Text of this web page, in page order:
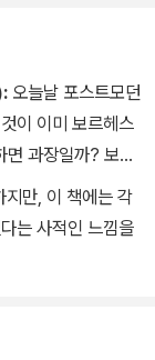
린힐트겠네요'-2
오늘날 포스트모던
이 이미 보르헤스
면 과장일까? 보르
포스트모던의 담
현상의 SF적 상상
지만, 이 책에는 각
는 사적인 느낌을